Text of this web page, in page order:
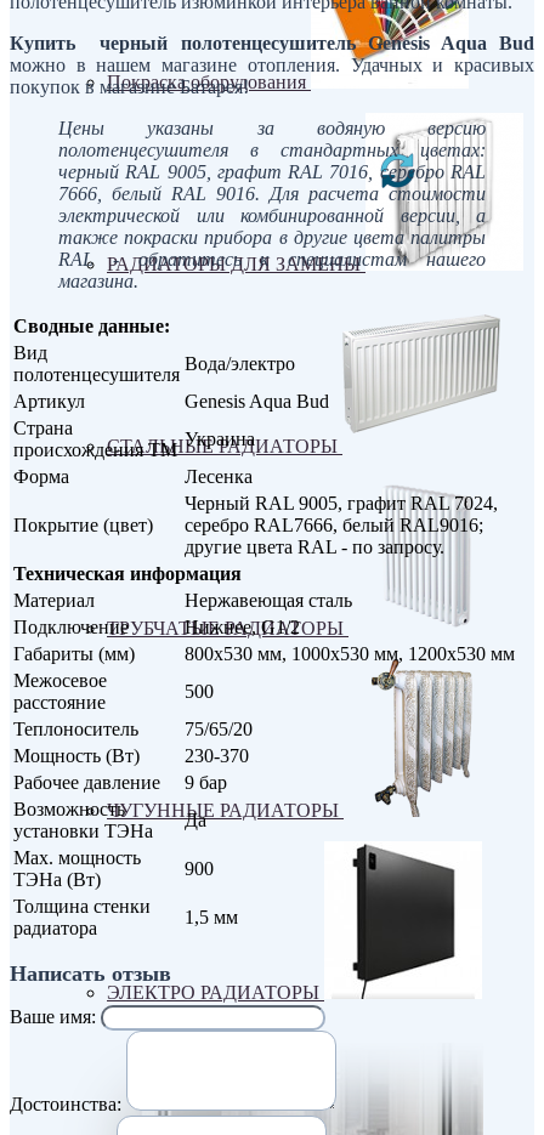
Покраска оборудования
РАДИАТОРЫ ДЛЯ ЗАМЕНЫ
СТАЛЬНЫЕ РАДИАТОРЫ
ТРУБЧАТЫЕ РАДИАТОРЫ
ЧУГУННЫЕ РАДИАТОРЫ
ЭЛЕКТРО РАДИАТОРЫ
Купить черный полотенцесушитель Genesis Aqua Bud
можно в нашем магазине отопления. Удачных и красивых
покупок в магазине Батарея!
Цены указаны за водяную версию
полотенцесушителя в стандартных цветах:
черный RAL 9005, графит RAL 7016 , серебро RAL
7666, белый RAL 9016. Для расчета стоимости
электрической или комбинированной версии, а
также покраски прибора в другие цвета палитры
RAL - обратитесь к специалистам нашего
магазина.
Сводные данные:
Вид
полотенцесушителя
Вода/электро
Артикул
Genesis Aqua Bud
Страна
происхождения ТМ
Украина
Форма
Лесенка
Покрытие (цвет)
Черный RAL 9005, графит RAL 7024,
серебро RAL7666, белый RAL9016;
другие цвета RAL - по запросу.
Техническая информация
Материал
Нержавеющая сталь
Подключение
Нижнее, G1/2
Габариты (мм)
800х530 мм, 1000х530 мм, 1200х530 мм
Межосевое
расстояние
500
Теплоноситель
75/65/20
Мощность (Вт)
230-370
Рабочее давление
9 бар
Возможность
установки ТЭНа
Да
Max. мощность
ТЭНа (Вт)
900
Толщина стенки
радиатора
1,5 мм
Написать отзыв
Ваше имя:
Достоинства: